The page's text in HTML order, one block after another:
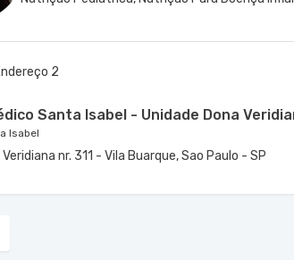
2
Santa Isabel - Unidade Dona
Isabel
Veridiana nr. 311 - Vila Buarque, Sao Paulo - SP
Osasco
Alves Barreto nr. 678 - Vila Osasco, Osasco -